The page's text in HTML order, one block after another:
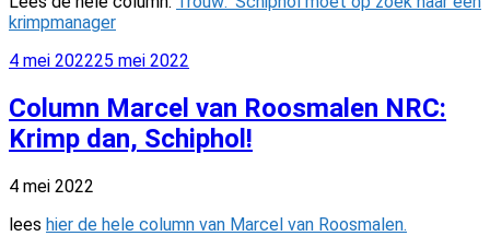
krimpmanager
Geplaatst
4 mei 202225 mei 2022
Column Marcel van Roosmalen NRC:
Krimp dan, Schiphol!
4 mei 2022
lees hier de hele column van Marcel van Roosmalen.